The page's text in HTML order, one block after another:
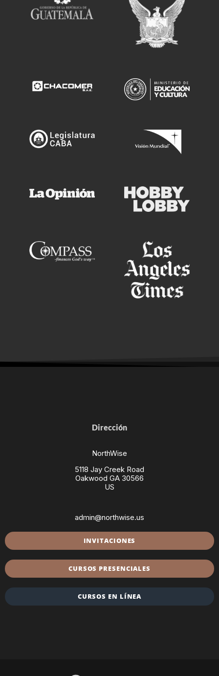
Dirección
NorthWise
5118 Jay Creek Road
Oakwood GA 30566
US
admin@northwise.us
INVITACIONES
CURSOS PRESENCIALES
CURSOS EN LÍNEA